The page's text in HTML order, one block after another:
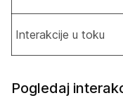
Interakcije u toku
Pogledaj